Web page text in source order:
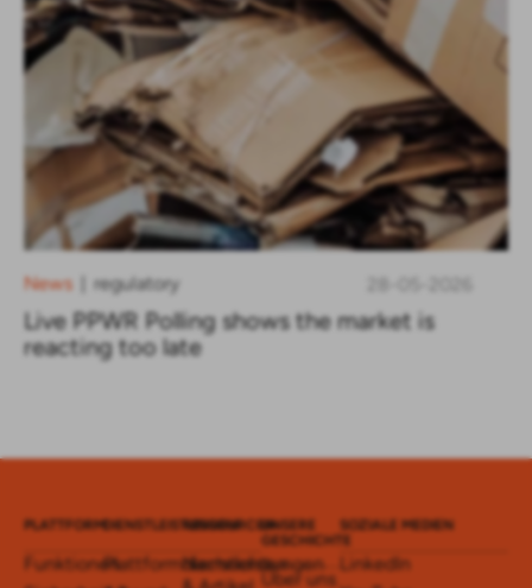
News regulatory
Live PPWR Polling shows the market is
reacting too late
PLATTFORM
Funktionen
DIENSTLEISTUNGEN
Plattformdienstleistungen
RESSOURCEN
Nachrichten
UNSERE
GESCHICHTE
Über uns
SOZIALE MEDIEN
LinkedIn